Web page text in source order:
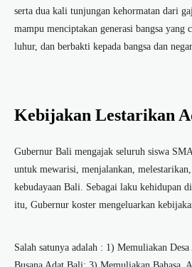
serta dua kali tunjungan kehormatan dari
mampu menciptakan generasi bangsa yang
luhur, dan berbakti kepada bangsa dan
Kebijakan Lestarikan
Gubernur Bali mengajak seluruh siswa
untuk mewarisi, menjalankan,
kebudayaan Bali. Sebagai laku kehidupan
itu, Gubernur koster mengeluarkan
Salah satunya adalah : 1) Memuliakan